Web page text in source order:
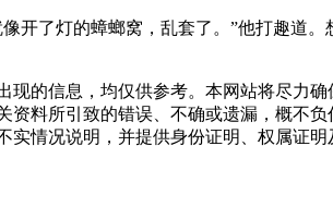
了灯的蟑螂窝，乱套了。”他打趣道
信息，均仅供参考。本网站将尽力确
料所引致的错误、不确或遗漏，概不
情况说明，并提供身份证明、权属证